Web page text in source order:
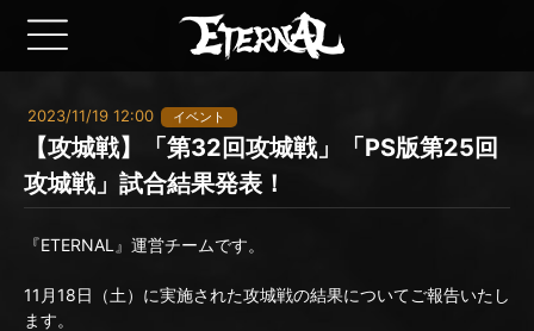
2023/11/19 12:00 イベント
【攻城戦】「第32回攻城戦」「PS版第25回
攻城戦」試合結果発表！
『ETERNAL』運営チームです。
11月18日（土）に実施された攻城戦の結果についてご報告いたし
ます。